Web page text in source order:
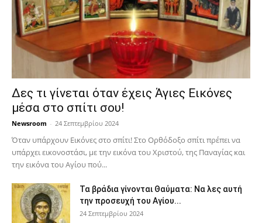
Δες τι γίνεται όταν έχεις Άγιες Εικόνες
μέσα στο σπίτι σου!
Newsroom - 24 Σεπτεμβρίου 2024
Όταν υπάρχουν Εικόνες στο σπίτι! Στο Ορθόδοξο σπίτι πρέπει να
υπάρχει εικονοστάσι, με την εικόνα του Χριστού, της Παν­αγίας και
την εικόνα του Αγίου πού...
Τα βράδια γίνονται Θαύματα: Να λες αυτή
την προσευχή του Αγίου...
24 Σεπτεμβρίου 2024